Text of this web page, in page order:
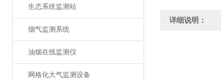
生态系统监测站
烟气监测系统
油烟在线监测仪
网格化大气监测设备
详细说明：